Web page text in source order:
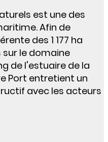
est une des
Afin de
des 1 177 ha
sur le domaine
de l'estuaire de la
Port entretient un
avec les acteurs